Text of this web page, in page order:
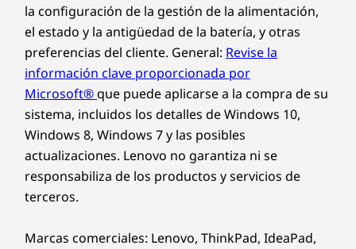
la configuración de la gestión de la alimentación,
el estado y la antigüedad de la batería, y otras
preferencias del cliente. General: Revise la
información clave proporcionada por
Microsoft®que puede aplicarse a la compra de su
sistema, incluidos los detalles de Windows 10,
Windows 8, Windows 7 y las posibles
actualizaciones. Lenovo no garantiza ni se
responsabiliza de los productos y servicios de
terceros.
Marcas comerciales: Lenovo, ThinkPad, IdeaPad,